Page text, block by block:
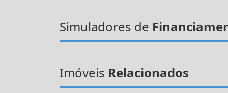
Simuladores de
Imóveis Relacionados